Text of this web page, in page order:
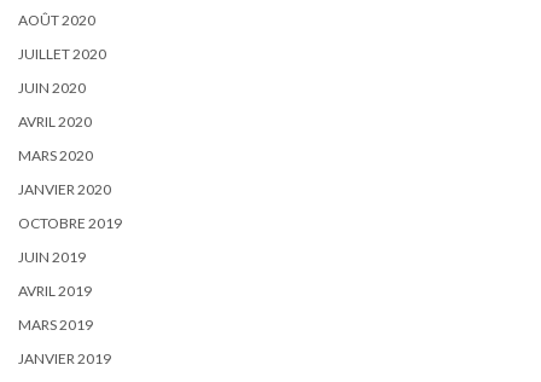
AOÛT 2020
JUILLET 2020
JUIN 2020
AVRIL 2020
MARS 2020
JANVIER 2020
OCTOBRE 2019
JUIN 2019
AVRIL 2019
MARS 2019
JANVIER 2019